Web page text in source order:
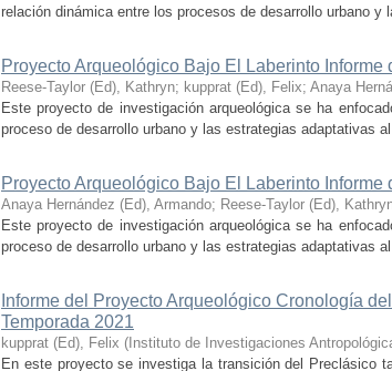
relación dinámica entre los procesos de desarrollo urbano
Proyecto Arqueológico Bajo El Laberinto Informe
Reese-Taylor (Ed), Kathryn; kupprat (Ed), Felix; Anaya
Este proyecto de investigación arqueológica se ha
proceso de desarrollo urbano y las estrategias adaptativas
Proyecto Arqueológico Bajo El Laberinto Informe
Anaya Hernández (Ed), Armando; Reese-Taylor (Ed),
Este proyecto de investigación arqueológica se ha
proceso de desarrollo urbano y las estrategias adaptativas
Informe del Proyecto Arqueológico Cronología
Temporada 2021
kupprat (Ed), Felix ( Instituto de Investigaciones
En este proyecto se investiga la transición del Preclásico